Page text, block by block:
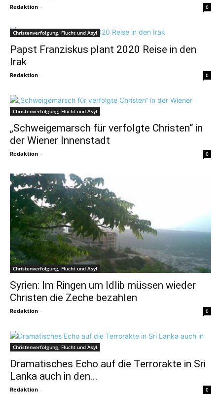
Redaktion - 0
Christenverfolgung, Flucht und Asyl
Papst Franziskus plant 2020 Reise in den
Irak
Redaktion - 0
Christenverfolgung, Flucht und Asyl
„Schweigemarsch für verfolgte Christen“ in
der Wiener Innenstadt
Redaktion - 0
Christenverfolgung, Flucht und Asyl
Syrien: Im Ringen um Idlib müssen wieder
Christen die Zeche bezahlen
Redaktion - 0
Christenverfolgung, Flucht und Asyl
Dramatisches Echo auf die Terrorakte in Sri
Lanka auch in den...
Redaktion - 0